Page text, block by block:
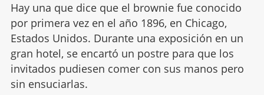
Hay una que dice que el brownie fue conocido
por primera vez en el año 1896, en Chicago,
Estados Unidos. Durante una exposición en un
gran hotel, se encartó un postre para que los
invitados pudiesen comer con sus manos pero
sin ensuciarlas.